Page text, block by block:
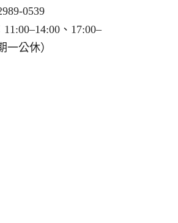
0539
、17:00–
一公休）